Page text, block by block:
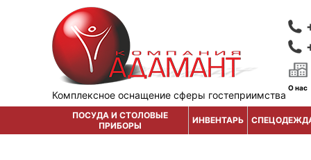
Комплексное оснащение сферы гостеприимства
О нас
ПОСУДА И СТОЛОВЫЕ
ПРИБОРЫ
ИНВЕНТАРЬ